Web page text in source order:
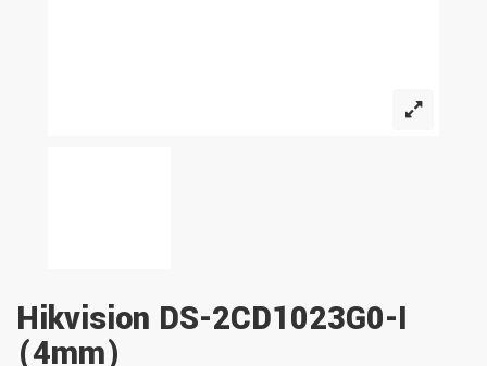
Hikvision DS-2CD1023G0-I
(4mm)